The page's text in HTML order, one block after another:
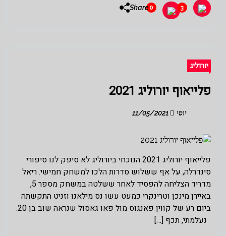
3
0
Share
יורוליג
פלייאוף יורוליג 2021
יוסי
פלייאוף יורוליג 2021 הנוכחי ביורוליג לא סיפק לנו סיפורי
סינדרלה, על אף ששלוש סדרות הלכו למשחק חמישי. ריאל
מדריד הצליחה להפסיד לאחר ששלטה במשחק מספר 5,
באיירן מינכן וטרינקרי כמעט עשו נס מילאנו וזניט התקשתה
ביום רע של קווין פאנגוס מול פאו גאסול שנראה שוב בן 20.
נעלמתי, תכף […]